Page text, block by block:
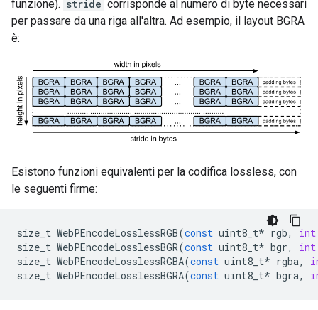
funzione). stride corrisponde al numero di byte necessari
per passare da una riga all'altra. Ad esempio, il layout BGRA
è:
Esistono funzioni equivalenti per la codifica lossless, con
le seguenti firme:
size_t WebPEncodeLosslessRGB(const uint8_t* rgb,
int
size_t WebPEncodeLosslessBGR(const uint8_t* bgr,
int
size_t WebPEncodeLosslessRGBA(const uint8_t* rgba,
size_t WebPEncodeLosslessBGRA(const uint8_t* bgra,